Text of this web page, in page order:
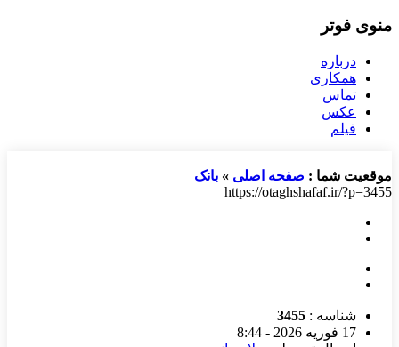
منوی فوتر
درباره
همکاری
تماس
عکس
فیلم
موقعیت شما : صفحه اصلی » بانک
https://otaghshafaf.ir/?p=3455
شناسه : 3455
17 فوریه 2026 - 8:44